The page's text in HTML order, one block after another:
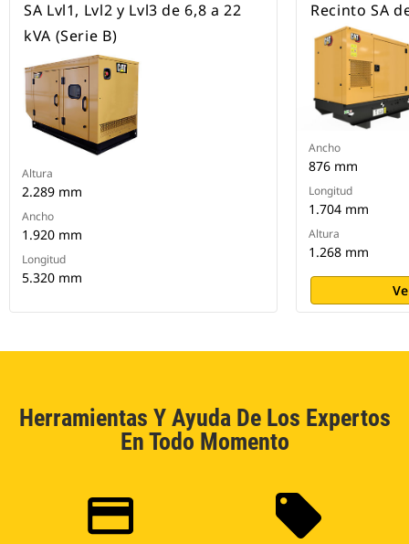
SA Lvl1, Lvl2 y Lvl3 de 6,8 a 22
kVA (Serie B)
Altura
2.289 mm
Ancho
1.920 mm
Longitud
5.320 mm
Recinto SA
Ancho
876 mm
Longitud
1.704 mm
Altura
1.268 mm
Herramientas Y Ayuda De Los Expertos
En Todo Momento